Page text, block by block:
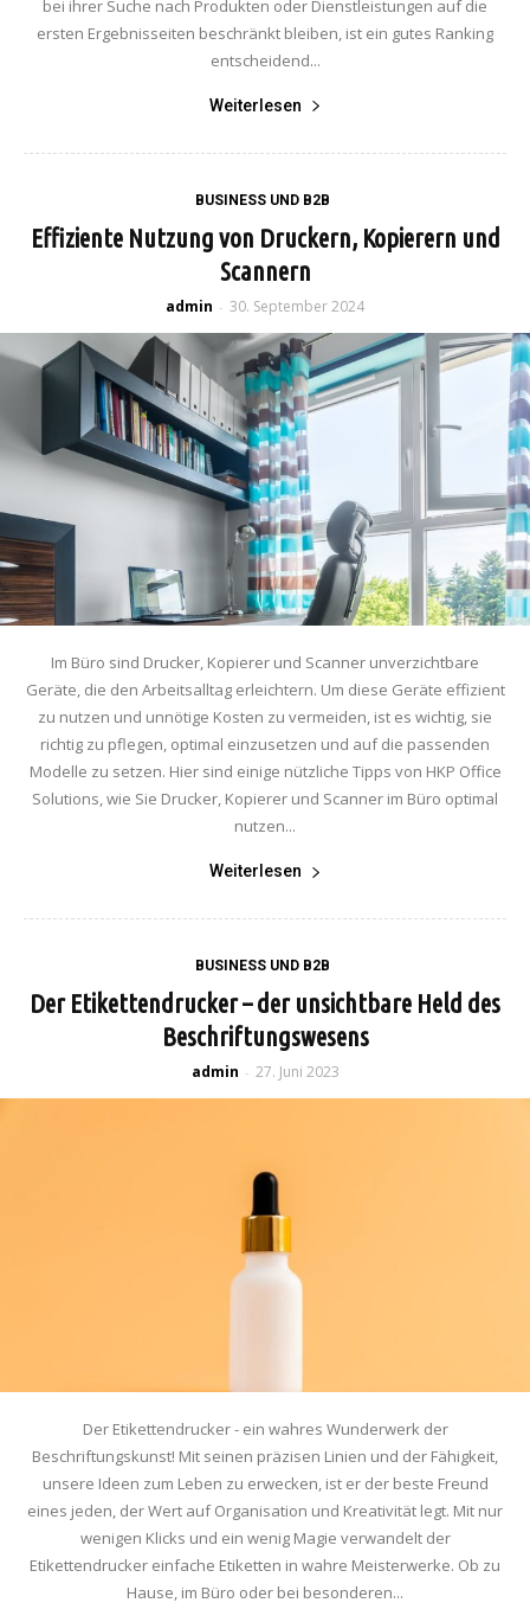
bei ihrer Suche nach Produkten oder Dienstleistungen auf die
ersten Ergebnisseiten beschränkt bleiben, ist ein gutes Ranking
entscheidend...
Weiterlesen
BUSINESS UND B2B
Effiziente Nutzung von Druckern, Kopierern und
Scannern
admin - 30. September 2024
Im Büro sind Drucker, Kopierer und Scanner unverzichtbare
Geräte, die den Arbeitsalltag erleichtern. Um diese Geräte effizient
zu nutzen und unnötige Kosten zu vermeiden, ist es wichtig, sie
richtig zu pflegen, optimal einzusetzen und auf die passenden
Modelle zu setzen. Hier sind einige nützliche Tipps von HKP Office
Solutions, wie Sie Drucker, Kopierer und Scanner im Büro optimal
nutzen...
Weiterlesen
BUSINESS UND B2B
Der Etikettendrucker – der unsichtbare Held des
Beschriftungswesens
admin - 27. Juni 2023
Der Etikettendrucker - ein wahres Wunderwerk der
Beschriftungskunst! Mit seinen präzisen Linien und der Fähigkeit,
unsere Ideen zum Leben zu erwecken, ist er der beste Freund
eines jeden, der Wert auf Organisation und Kreativität legt. Mit nur
wenigen Klicks und ein wenig Magie verwandelt der
Etikettendrucker einfache Etiketten in wahre Meisterwerke. Ob zu
Hause, im Büro oder bei besonderen...